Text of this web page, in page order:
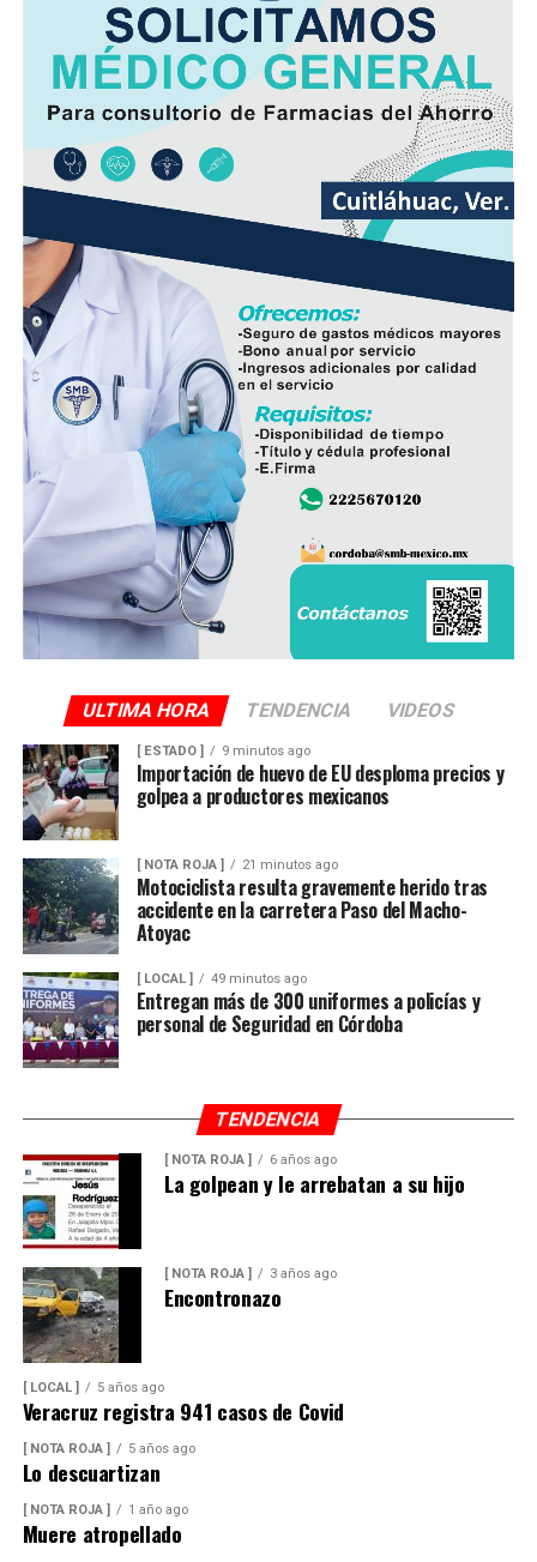
Las autoridades realizaron una inspección en el
deshuesadero para descartar riesgos adicionales y
determinar las posibles causas que originaron el
incendio.
Hasta el momento no se ha informado si el fuego fue
provocado por una falla mecánica, un cortocircuito o
algún otro factor, por lo que serán las investigaciones
correspondientes las que determinen el origen del
siniestro.
ULTIMA HORA TENDENCIA VIDEOS
[ ESTADO ] 9 minutos ago
Importación de huevo de EU desploma precios y
golpea a productores mexicanos
[ NOTA ROJA ] 21 minutos ago
Motociclista resulta gravemente herido tras
accidente en la carretera Paso del Macho-
Atoyac
[ LOCAL ] 49 minutos ago
Entregan más de 300 uniformes a policías y
personal de Seguridad en Córdoba
TENDENCIA
[ NOTA ROJA ] 6 años ago
La golpean y le arrebatan a su hijo
[ NOTA ROJA ] 3 años ago
Encontronazo
[ LOCAL ] 5 años ago
Veracruz registra 941 casos de Covid
[ NOTA ROJA ] 5 años ago
Lo descuartizan
[ NOTA ROJA ] 1 año ago
Muere atropellado